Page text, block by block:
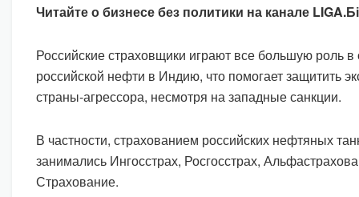
Читайте о бизнесе без политики на канале
Российские страховщики играют все большую роль в
российской нефти в Индию, что помогает защитить
страны-агрессора, несмотря на западные санкции.
В частности, страхованием российских нефтяных
занимались Ингосстрах, Росгосстрах,
Страхование.